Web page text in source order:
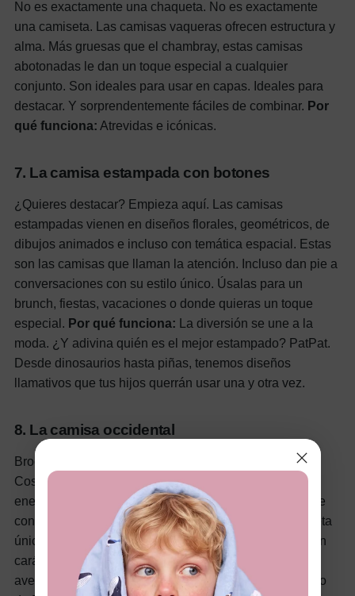
No es exactamente una chaqueta. No es exactamente
una camiseta. Las camisas vaqueras ofrecen estructura y
alma. Más gruesas que el chambray, estas camisas
abotonadas le dan un toque especial a cualquier
conjunto. Son ideales para usar en capas. Ideales para
destacar. Y sorprendentemente fáciles de combinar. Por
qué funciona: Atrevidas e icónicas.
7. La camisa estampada con botones
¿Quieres destacar? Empieza aquí. Las camisas
estampadas vienen en diseños florales, geométricos, de
dibujos animados e incluso con temática espacial. Estas
son las camisas que llaman la atención. Incluso dan pie a
conversaciones con su estilo único. Úsalas para un
brunch, fiestas, vacaciones o donde quieras un toque
especial. Por qué funciona: La diversión se une a la
moda. ¿Y adivina quién es el mejor estampado? PatPat.
Desde dinosaurios hasta piñas, tenemos diseños
llamativos que tus hijos querrán usar una y otra vez.
8. La camisa occidental
Broches en lugar de botones. Bolsillos con solapa.
Costuras en el canesú. Las camisas vaqueras aportan
energía vaquera sin necesidad de botas. Generalmente
confeccionadas en mezclilla o sarga, ofrecen una silueta
única y costuras llamativas.
Por qué funciona:
Aportan
carácter y encanto americano. Si tienes un pequeño
aventurero en casa, nuestras camisas de estilo vaquero